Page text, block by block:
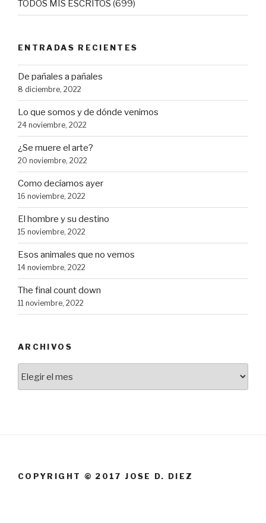
TODOS MIS ESCRITOS (699)
ENTRADAS RECIENTES
De pañales a pañales
8 diciembre, 2022
Lo que somos y de dónde venimos
24 noviembre, 2022
¿Se muere el arte?
20 noviembre, 2022
Como decíamos ayer
16 noviembre, 2022
El hombre y su destino
15 noviembre, 2022
Esos animales que no vemos
14 noviembre, 2022
The final count down
11 noviembre, 2022
ARCHIVOS
COPYRIGHT © 2017 JOSE D. DIEZ